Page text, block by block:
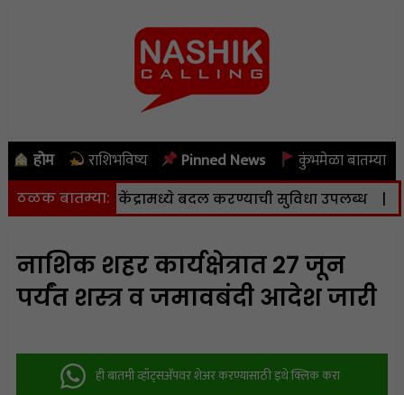
होम राशिभविष्य Pinned News कुंभमेळा बातम्या
ठळक बातम्या:
करणे व केंद्रामध्ये बदल करण्याची सुविधा उपलब्ध |
नाशिक शहर कार्यक्षेत्रात 27 जून
पर्यंत शस्त्र व जमावबंदी आदेश जारी
ही बातमी व्हॉट्सअ‍ॅपवर शेअर करण्यासाठी इथे क्लिक करा